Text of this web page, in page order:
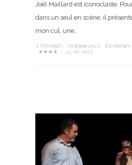
Joël Maillard est iconoclaste.
dans un seul en scène, il
mon cul, une…
A l'étranger, Avignon 2023, En tournée,
★★★★ / 25/07/2023